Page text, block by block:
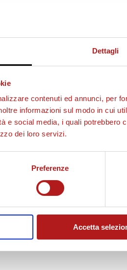
Dettagli
contenuti ed annunci, per
informazioni sul modo in cui
e social media, i quali potrebbero
dei loro servizi.
Preferenze
Accetta